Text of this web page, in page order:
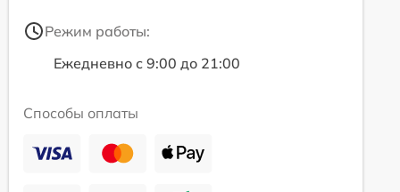
Режим работы:
Ежедневно с 9:00 до 21:00
Способы оплаты